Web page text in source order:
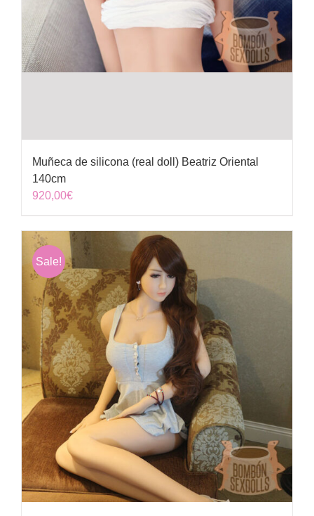
Muñeca de silicona (real doll) Beatriz Oriental
140cm
920,00€
Sale!